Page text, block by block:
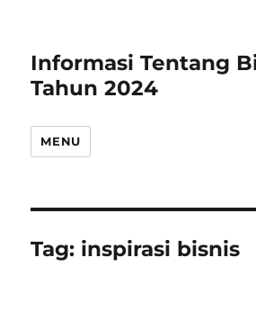
Informasi Tentang
Tahun 2024
MENU
Tag: inspirasi bisnis